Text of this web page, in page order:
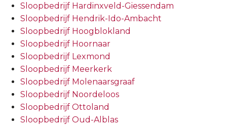
Sloopbedrijf Hardinxveld-Giessendam
Sloopbedrijf Hendrik-Ido-Ambacht
Sloopbedrijf Hoogblokland
Sloopbedrijf Hoornaar
Sloopbedrijf Lexmond
Sloopbedrijf Meerkerk
Sloopbedrijf Molenaarsgraaf
Sloopbedrijf Noordeloos
Sloopbedrijf Ottoland
Sloopbedrijf Oud-Alblas